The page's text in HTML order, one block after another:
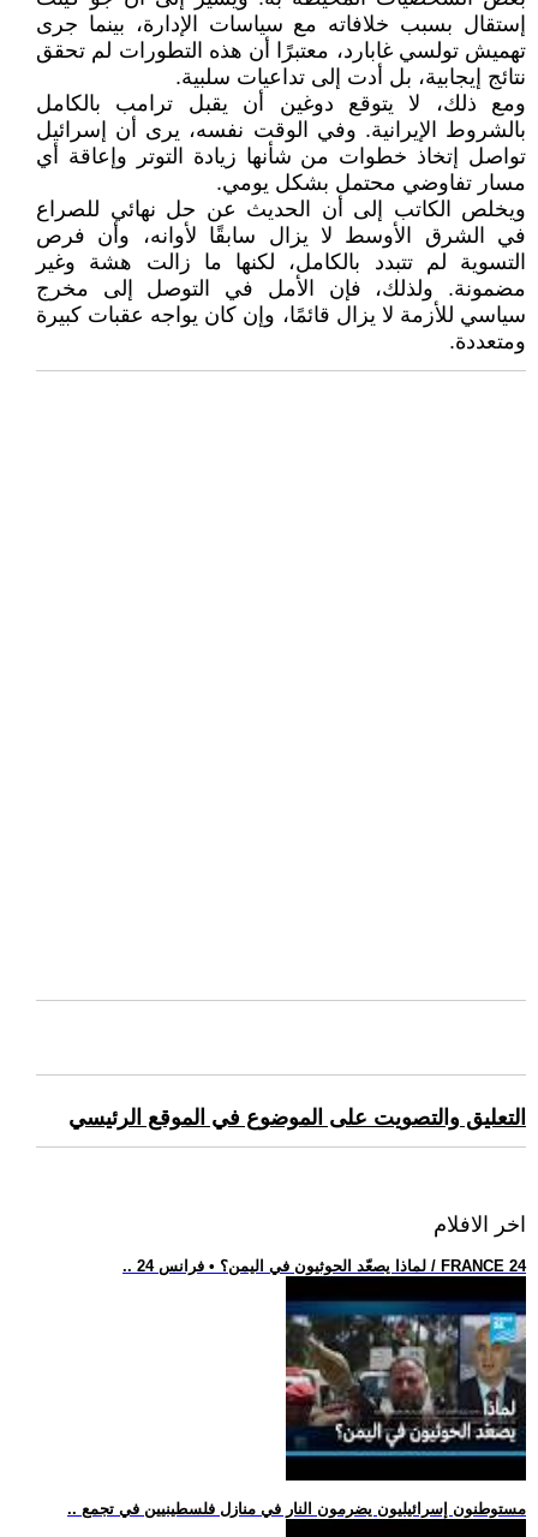
إستقال بسبب خلافاته مع سياسات الإدارة، بينما جرى
تهميش تولسي غابارد، معتبرًا أن هذه التطورات لم تحقق
نتائج إيجابية، بل أدت إلى تداعيات سلبية.
ومع ذلك، لا يتوقع دوغين أن يقبل ترامب بالكامل
بالشروط الإيرانية. وفي الوقت نفسه، يرى أن إسرائيل
تواصل إتخاذ خطوات من شأنها زيادة التوتر وإعاقة أي
مسار تفاوضي محتمل بشكل يومي.
ويخلص الكاتب إلى أن الحديث عن حل نهائي للصراع
في الشرق الأوسط لا يزال سابقًا لأوانه، وأن فرص
التسوية لم تتبدد بالكامل، لكنها ما زالت هشة وغير
مضمونة. ولذلك، فإن الأمل في التوصل إلى مخرج
سياسي للأزمة لا يزال قائمًا، وإن كان يواجه عقبات كبيرة
ومتعددة.
التعليق والتصويت على الموضوع في الموقع الرئيسي
اخر الافلام
.. لماذا يصعّد الحوثيون في اليمن؟ • فرانس 24 / FRANCE 24
.. مستوطنون إسرائيليون يضرمون النار في منازل فلسطينيين في تجمع